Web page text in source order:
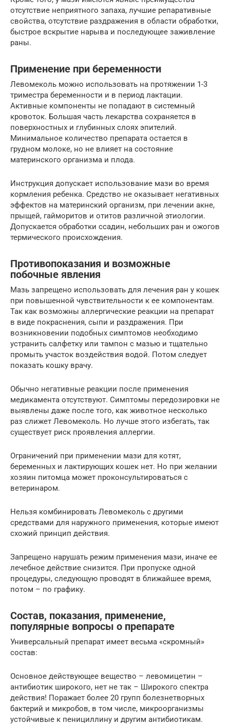
отсутствие неприятного запаха, лучшие репаративные
свойства, отсутствие раздражения в области обработки,
быстрое вскрытие нарыва и последующее заживление
раны.
Применение при беременности
Левомеколь можно использовать на протяжении 1-3
триместра беременности и в период лактации.
Активные компоненты не попадают в системный
кровоток. Большая часть лекарства сохраняется в
поверхностных и глубинных слоях эпителий.
Минимальное количество препарата остается в
грудном молоке, но не влияет на состояние
материнского организма и плода.
Инструкция допускает использование мази во время
кормления ребенка. Средство не оказывает негативных
эффектов на материнский организм, при лечении акне,
прыщей, гайморитов и отитов различной этиологии.
Допускается обработки ссадин, небольших ран и ожогов
термического происхождения.
Противопоказания и возможные
побочные явления
Мазь запрещено использовать для лечения ран у кошек
при повышенной чувствительности к ее компонентам.
Так как возможны аллергические реакции на препарат
в виде покраснения, сыпи и раздражения. При
возникновении подобных симптомов необходимо
устранить салфетку или тампон с мазью и тщательно
промыть участок воздействия водой. Потом следует
показать кошку врачу.
Обычно негативные реакции после применения
медикамента отсутствуют. Симптомы передозировки не
выявлены даже после того, как животное несколько
раз слижет Левомеколь. Но лучше этого избегать, так
существует риск проявления аллергии.
Ограничений при применении мази для котят,
беременных и лактирующих кошек нет. Но при желании
хозяин питомца может проконсультироваться с
ветеринаром.
Нельзя комбинировать Левомеколь с другими
средствами для наружного применения, которые имеют
схожий принцип действия.
Запрещено нарушать режим применения мази, иначе ее
лечебное действие снизится. При пропуске одной
процедуры, следующую проводят в ближайшее время,
потом – по графику.
Состав, показания, применение,
популярные вопросы о препарате
Универсальный препарат имеет весьма «скромный»
состав:
Основное действующее вещество – левомицетин –
антибиотик широкого, нет не так – Широкого спектра
действия! Поражает более 20 групп болезнетворных
бактерий и микробов, в том числе, микроорганизмы
устойчивые к пенициллину и другим антибиотикам.